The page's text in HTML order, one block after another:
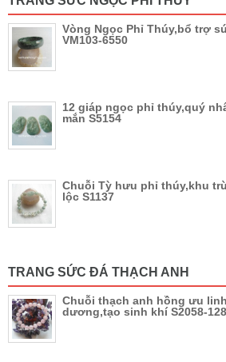
Vòng Ngọc Phỉ Thúy,bổ trợ
VM103-6550
12 giáp ngọc phỉ thúy,quý
mắn S5154
Chuỗi Tỳ hưu phỉ thúy,khu
lộc S1137
TRANG SỨC ĐÁ THẠCH ANH
Chuỗi thạch anh hồng ưu
dương,tạo sinh khí S2058-